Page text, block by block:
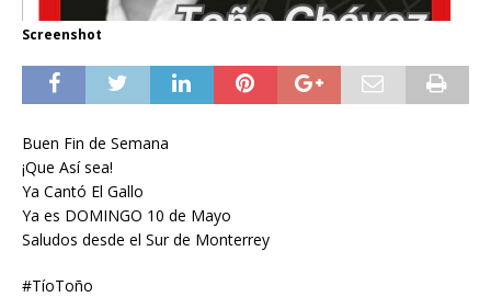
Screenshot
Buen Fin de Semana
¡Que Así sea!
Ya Cantó El Gallo
Ya es DOMINGO 10 de Mayo
Saludos desde el Sur de Monterrey
#TíoToño